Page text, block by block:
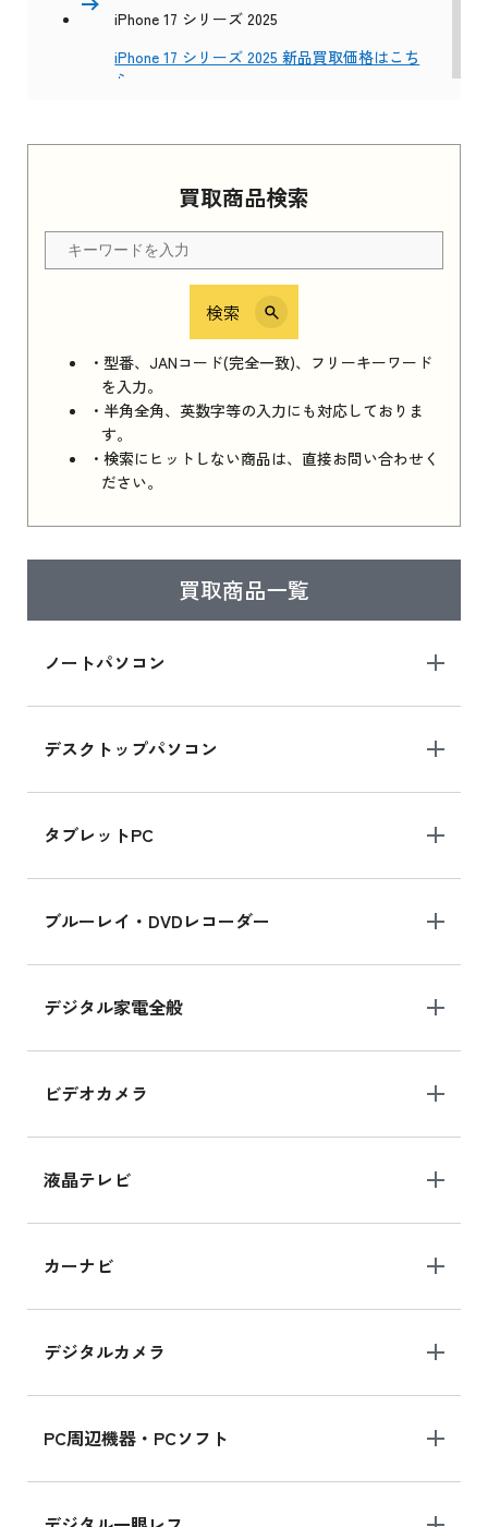
買取商品検索
検索
・型番、JANコード(完全一致)、フリーキーワード
を入力。
・半角全角、英数字等の入力にも対応しておりま
す。
・検索にヒットしない商品は、直接お問い合わせく
ださい。
買取商品一覧
ノートパソコン
デスクトップパソコン
タブレットPC
ブルーレイ・DVDレコーダー
デジタル家電全般
ビデオカメラ
液晶テレビ
カーナビ
デジタルカメラ
PC周辺機器・PCソフト
iPhone 17 シリーズ 2025
iPhone 17 シリーズ 2025 新品買取価格はこち
ら
Apple Watch Series 11 2025 新品買取価格はこ
ちら
iPhone 16e シリーズ 2025
iPhone 16e シリーズ 2025 新品買取価格はこち
ら
iPad 11インチ 2025年春モデル
はこちら
ら
iPad mini シリーズ 2024
iPad mini 8.3インチ の新品買取価格
iPhone 16 シリーズ
iPhone 16 の新品買取価格
iPad Air 11インチ シリーズ
iPad Air 11インチ の新品買取価格
iPhone 15 128GB シリーズ
iPhone 15 128GB の新品買取価格
MK2K3J/Aの新品買取価格はこちら